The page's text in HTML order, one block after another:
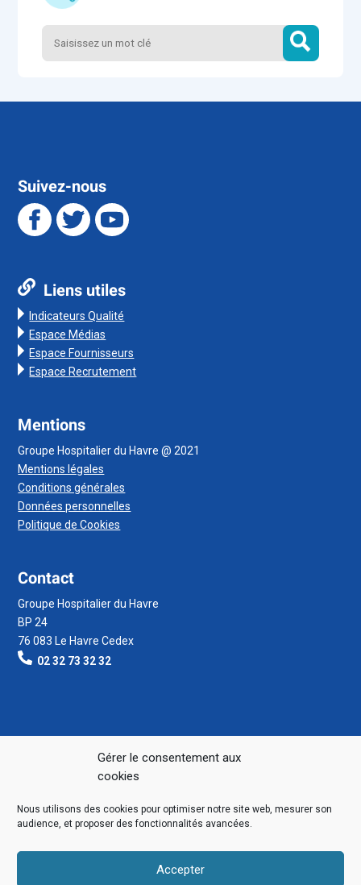
Gérer le consentement aux
cookies
Nous utilisons des cookies pour optimiser notre site web, mesurer son
audience, et proposer des fonctionnalités avancées.
Accepter
Suivez-nous
Liens utiles
Indicateurs Qualité
Espace Médias
Espace Fournisseurs
Espace Recrutement
Mentions
Groupe Hospitalier du Havre @ 2021
Mentions légales
Conditions générales
Données personnelles
Politique de Cookies
Contact
Groupe Hospitalier du Havre
BP 24
76 083 Le Havre Cedex
02 32 73 32 32